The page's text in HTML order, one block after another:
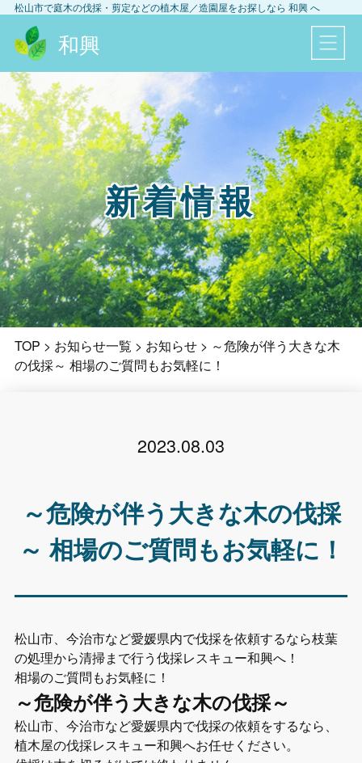
松山市で庭木の伐採・剪定などの植木屋／造園屋をお探しなら 和興へ
和興
新着情報
TOP > お知らせ一覧 > お知らせ> ～危険が伴う大きな木
の伐採～ 相場のご質問もお気軽に！
2023.08.03
～危険が伴う大きな木の伐採
～ 相場のご質問もお気軽に！
松山市、今治市など愛媛県内で伐採を依頼するなら枝葉
の処理から清掃まで行う伐採レスキュー和興へ！
相場のご質問もお気軽に！
～危険が伴う大きな木の伐採～
松山市、今治市など愛媛県内で伐採の依頼をするなら、
植木屋の伐採レスキュー和興へお任せください。